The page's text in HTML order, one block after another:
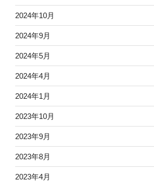
2024年10月
2024年9月
2024年5月
2024年4月
2024年1月
2023年10月
2023年9月
2023年8月
2023年4月